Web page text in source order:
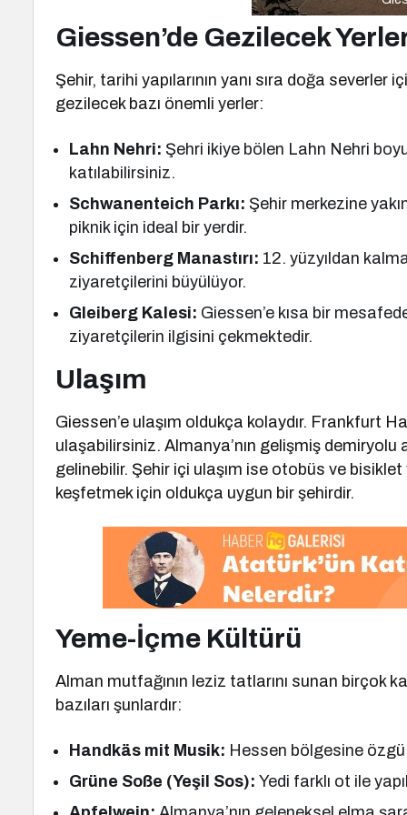
Giessen’de Gezilecek
Şehir, tarihi yapılarının yanı sıra doğa
gezilecek bazı önemli yerler:
Lahn Nehri: Şehri ikiye bölen Lahn Nehri
katılabilirsiniz.
Schwanenteich Parkı: Şehir merkezine
piknik için ideal bir yerdir.
Schiffenberg Manastırı: 12. yüzyıldan
ziyaretçilerini büyülüyor.
Gleiberg Kalesi: Giessen’e kısa bir
ziyaretçilerin ilgisini çekmektedir.
Ulaşım
Giessen’e ulaşım oldukça kolaydır. Frankfurt
ulaşabilirsiniz. Almanya’nın gelişmiş demiryolu
gelinebilir. Şehir içi ulaşım ise otobüs ve
keşfetmek için oldukça uygun bir şehirdir.
Yeme-İçme Kültürü
Alman mutfağının leziz tatlarını sunan birçok
bazıları şunlardır:
Handkäs mit Musik: Hessen bölgesine
Grüne Soße (Yeşil Sos): Yedi farklı ot ile